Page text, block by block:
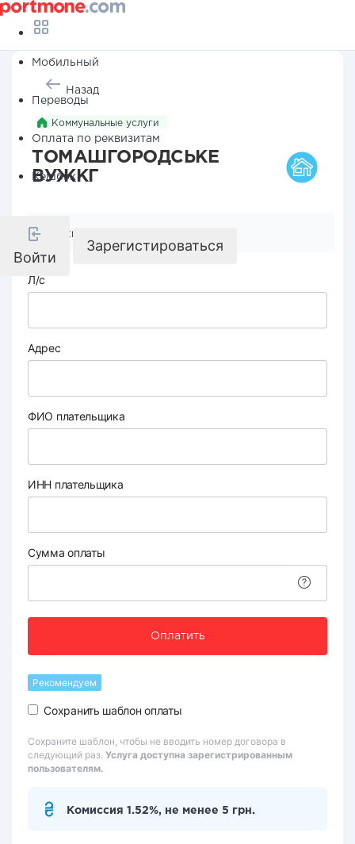
Мобильный
Переводы
Оплата по реквизитам
Кешбэк
Войти
Зарегистироваться
Назад
Коммунальные услуги
ТОМАШГОРОДСЬКЕ
ВУЖКГ
Реквизиты компании
Л/с
Адрес
ФИО плательщика
ИНН плательщика
Сумма оплаты
Оплатить
Рекомендуем
Сохранить шаблон оплаты
Сохраните шаблон, чтобы не вводить номер договора в
следующий раз. Услуга доступна зарегистрированным
пользователям.
Комиссия 1.52%, не менее 5 грн.